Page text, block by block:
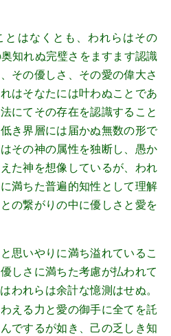
とはなくとも、われらはその
知れぬ完璧さをますます認識
その優しさ、その愛の偉大さ
はそなたには叶わぬことであ
にてその存在を認識すること
き界層には届かぬ無数の形で
その神の属性を独断し、愚か
た神を想像しているが、われ
満ちた普遍的知性として理解
の繋がりの中に優しさと愛を
思いやりに満ち溢れているこ
しさに満ちた考慮が払われて
われらは余計な憶測はせぬ。
える力と愛の御手に全てを託
でするが如き、己の乏しき知